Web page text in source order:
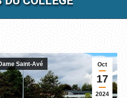
Oct
17
2024
Saint-Avé